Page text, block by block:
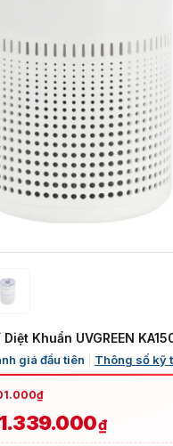
Khuẩn UVGREEN
giá đầu tiên Thông số kỹ
₫
1.339.000₫